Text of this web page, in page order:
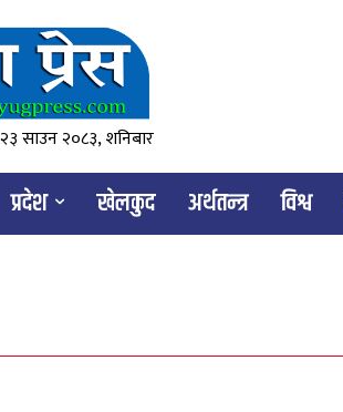
२३ साउन २०८३, शनिबार
प्रदेश खेलकुद अर्थतन्त्र विश्व